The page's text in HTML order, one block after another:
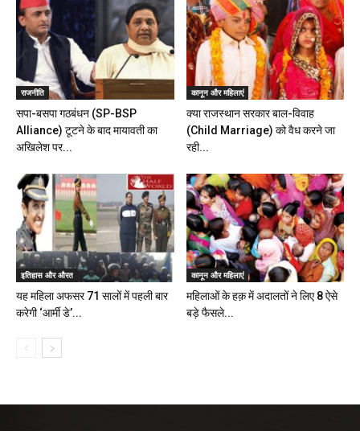
राजनीति
सपा-बसपा गठबंधन (SP-BSP
Alliance) टूटने के बाद मायावती का
अखिलेश पर...
कानून और महिलाएं
क्या राजस्थान सरकार बाल-विवाह
(Child Marriage) को वैध करने जा
रही...
इतिहास और औरत
यह महिला अफसर 71 सालों में पहली बार
करेगी ‘आर्मी डे’...
कानून और महिलाएं
महिलाओं के हक़ में अदालतों ने लिए 8 ऐसे
बड़े फैसले...